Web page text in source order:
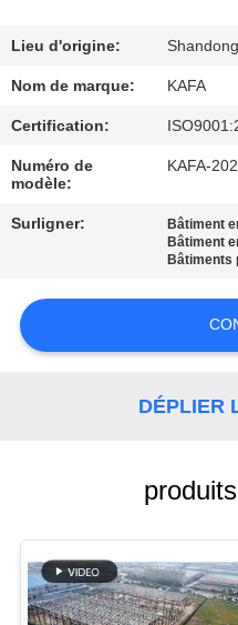
DE
NOUS
VISITE
DE
L'USINE
CONTRÔLE
QUALITÉ
CAS
Lieu d'origine:
Nom de marque: KAFA
Certification:
Numéro de
modèle:
KAFA-
Surligner: Bâtiment
Bâtiment
Bâtiments
DÉPLIER